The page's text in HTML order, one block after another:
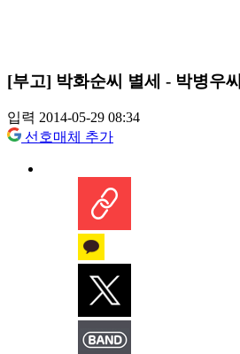
[부고] 박화순씨 별세 - 박병우
입력 2014-05-29 08:34
선호매체 추가